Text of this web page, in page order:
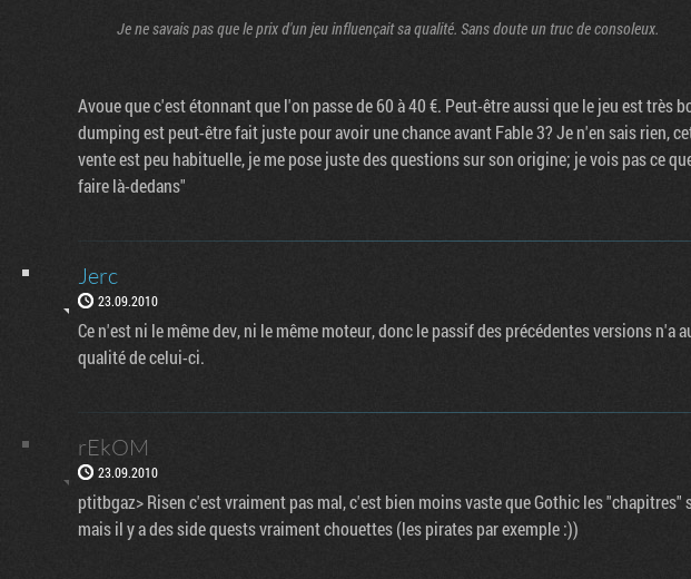
Je ne savais pas que le prix d'un jeu influençait sa qualité. Sans doute un truc de consoleux.
Avoue que c'est étonnant que l'on passe de 60 à 40 €. Peut-être aussi que le jeu est très
dumping est peut-être fait juste pour avoir une chance avant Fable 3? Je n'en sais rien,
vente est peu habituelle, je me pose juste des questions sur son origine; je vois pas ce
faire là-dedans"
Jerc
23.09.2010
Ce n'est ni le même dev, ni le même moteur, donc le passif des précédentes versions n'a
qualité de celui-ci.
rEkOM
23.09.2010
ptitbgaz> Risen c'est vraiment pas mal, c'est bien moins vaste que Gothic les
mais il y a des side quests vraiment chouettes (les pirates par exemple :))